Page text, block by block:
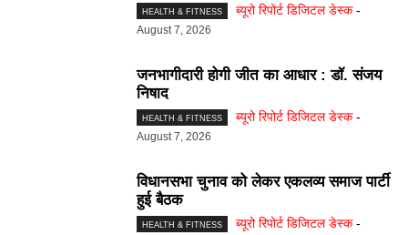
HEALTH & FITNESS ब्यूरो रिपोर्ट डिजिटल डेस्क -
August 7, 2026
जनभागीदारी होगी जीत का आधार : डॉ. संजय
निषाद
HEALTH & FITNESS ब्यूरो रिपोर्ट डिजिटल डेस्क -
August 7, 2026
विधानसभा चुनाव को लेकर एकलव्य समाज पार्टी
हुई बैठक
HEALTH & FITNESS ब्यूरो रिपोर्ट डिजिटल डेस्क -